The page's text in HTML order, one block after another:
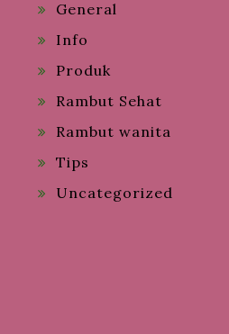
General
Info
Produk
Rambut Sehat
Rambut wanita
Tips
Uncategorized